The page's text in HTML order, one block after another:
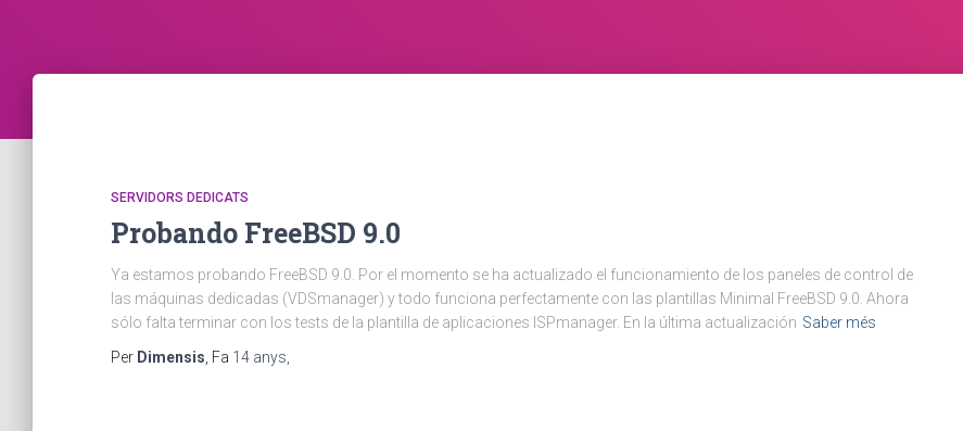
SERVIDORS DEDICATS
Probando FreeBSD 9.0
Ya estamos probando FreeBSD 9.0. Por el momento se ha actualizado el funcionamiento de los paneles de control de
las máquinas dedicadas (VDSmanager) y todo funciona perfectamente con las plantillas Minimal FreeBSD 9.0. Ahora
sólo falta terminar con los tests de la plantilla de aplicaciones ISPmanager. En la última actualización Saber més
Per Dimensis , Fa 14 anys